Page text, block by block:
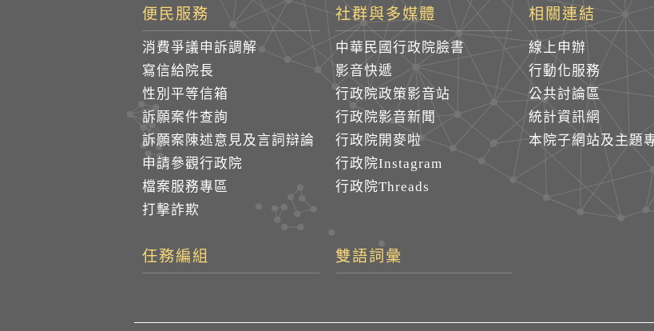
便民服務
消費爭議申訴調解
寫信給院長
性別平等信箱
訴願案件查詢
訴願案陳述意見及言詞辯論
申請參觀行政院
檔案服務專區
打擊詐欺
社群與多媒體
中華民國行政院臉書
影音快遞
行政院政策影音站
行政院影音新聞
行政院開麥啦
行政院Instagram
行政院Threads
相關連結
線上申辦
行動化服務
公共討論區
統計資訊網
本院子網站及主題
任務編組 雙語詞彙